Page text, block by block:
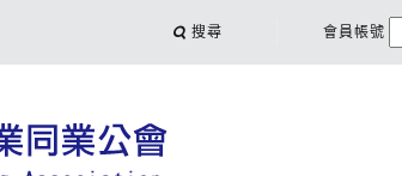
搜尋 會員帳號